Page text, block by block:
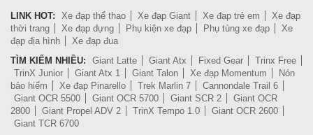
LINK HOT: Xe đạp thể thao Xe đạp Giant Xe đạp trẻ em
Xe đạp
thời trang
Xe đạp dựng Phụ kiện xe đạp Phụ tùng xe đạp
Xe
đạp địa hình
Xe đạp đua
TÌM KIẾM NHIỀU:
Giant Latte Giant Atx Fixed Gear
Trinx Free
TrinX Junior
Giant Atx 1 Giant Talon Xe đạp Momentum
Nón
bảo hiểm
Xe đạp Pinarello Trek Marlin 7
Cannondale Trail 6
Giant OCR 5500
Giant OCR 5700 Giant SCR 2
Giant OCR
2800
Giant Propel ADV 2 TrinX Tempo 1.0
Giant OCR 2600
Giant TCR 6700